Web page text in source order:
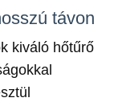
távon
kiváló hőtűrő